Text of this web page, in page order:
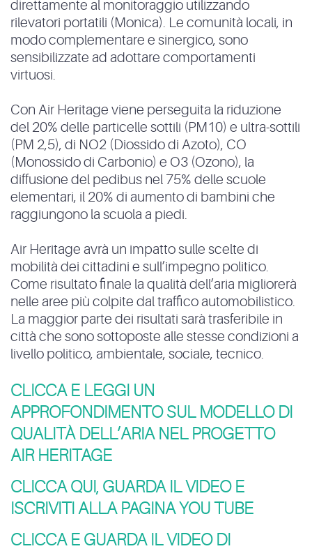
direttamente al monitoraggio utilizzando
rilevatori portatili (Monica). Le comunità locali, in
modo complementare e sinergico, sono
sensibilizzate ad adottare comportamenti
virtuosi.
Con Air Heritage viene perseguita la riduzione
del 20% delle particelle sottili (PM10) e ultra-sottili
(PM 2,5), di NO2 (Diossido di Azoto), CO
(Monossido di Carbonio) e O3 (Ozono), la
diffusione del pedibus nel 75% delle scuole
elementari, il 20% di aumento di bambini che
raggiungono la scuola a piedi.
Air Heritage avrà un impatto sulle scelte di
mobilità dei cittadini e sull’impegno politico.
Come risultato finale la qualità dell’aria migliorerà
nelle aree più colpite dal traffico automobilistico.
La maggior parte dei risultati sarà trasferibile in
città che sono sottoposte alle stesse condizioni a
livello politico, ambientale, sociale, tecnico.
CLICCA E LEGGI UN
APPROFONDIMENTO SUL MODELLO DI
QUALITÀ DELL’ARIA NEL PROGETTO
AIR HERITAGE
CLICCA QUI, GUARDA IL VIDEO E
ISCRIVITI ALLA PAGINA YOU TUBE
CLICCA E GUARDA IL VIDEO DI